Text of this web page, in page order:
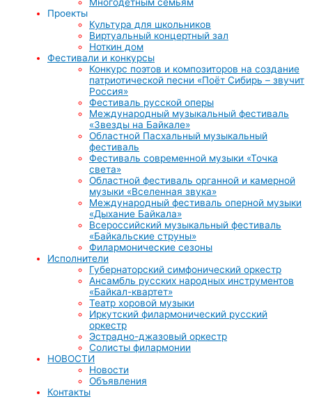
Многодетным семьям
Проекты
Культура для школьников
Виртуальный концертный зал
Ноткин дом
Фестивали и конкурсы
Конкурс поэтов и композиторов на создание
патриотической песни «Поёт Сибирь – звучит
Россия»
Фестиваль русской оперы
Международный музыкальный фестиваль
«Звезды на Байкале»
Областной Пасхальный музыкальный
фестиваль
Фестиваль современной музыки «Точка
света»
Областной фестиваль органной и камерной
музыки «Вселенная звука»
Международный фестиваль оперной музыки
«Дыхание Байкала»
Всероссийский музыкальный фестиваль
«Байкальские струны»
Филармонические сезоны
Исполнители
Губернаторский симфонический оркестр
Ансамбль русских народных инструментов
«Байкал-квартет»
Театр хоровой музыки
Иркутский филармонический русский
оркестр
Эстрадно-джазовый оркестр
Солисты филармонии
НОВОСТИ
Новости
Объявления
Контакты